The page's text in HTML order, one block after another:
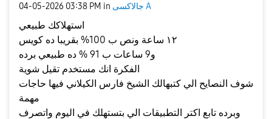
‎04-05-2026 03:38 PM in جالاكسى A
استهلاكك طبيعي
١٢ ساعة ونص ب 100% بقريبا ده كويس
و9 ساعات ب 91 % ده طبيعي برده
الفكرة انك مستخدم تقيل شوية
شوف النصايح الي كتبهالك الشيخ فارس الكيلاني فيها حاجات
مهمة
وبرده تابع اكتر التطبيقات الي بتستهلك في اليوم واتصرف